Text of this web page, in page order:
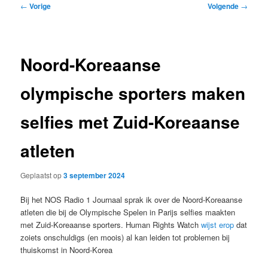
Bericht
← Vorige Volgende →
Noord-Koreaanse
olympische sporters maken
selfies met Zuid-Koreaanse
atleten
Geplaatst op3 september 2024
Bij het NOS Radio 1 Journaal sprak ik over de Noord-Koreaanse
atleten die bij de Olympische Spelen in Parijs selfies maakten
met Zuid-Koreaanse sporters. Human Rights Watchwijst erop dat
zoiets onschuldigs (en moois) al kan leiden tot problemen bij
thuiskomst in Noord-Korea